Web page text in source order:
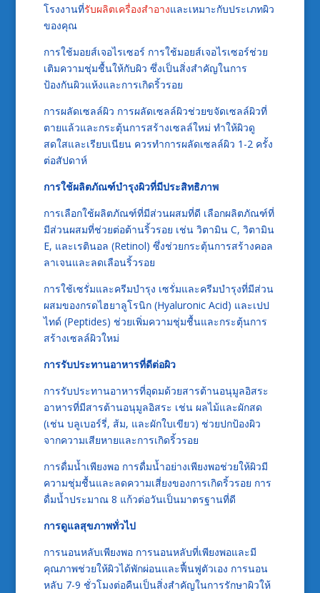
โรงงานที่รับผลิตเครื่องสำอางและเหมาะกับประเภทผิว
ของคุณ
การใช้มอยส์เจอไรเซอร์ การใช้มอยส์เจอไรเซอร์ช่วย
เติมความชุ่มชื้นให้กับผิว ซึ่งเป็นสิ่งสำคัญในการ
ป้องกันผิวแห้งและการเกิดริ้วรอย
การผลัดเซลล์ผิว การผลัดเซลล์ผิวช่วยขจัดเซลล์ผิวที่
ตายแล้วและกระตุ้นการสร้างเซลล์ใหม่ ทำให้ผิวดู
สดใสและเรียบเนียน ควรทำการผลัดเซลล์ผิว 1-2 ครั้ง
ต่อสัปดาห์
การใช้ผลิตภัณฑ์บำรุงผิวที่มีประสิทธิภาพ
การเลือกใช้ผลิตภัณฑ์ที่มีส่วนผสมที่ดี เลือกผลิตภัณฑ์ที่
มีส่วนผสมที่ช่วยต่อต้านริ้วรอย เช่น วิตามิน C, วิตามิน
E, และเรตินอล (Retinol) ซึ่งช่วยกระตุ้นการสร้างคอล
ลาเจนและลดเลือนริ้วรอย
การใช้เซรั่มและครีมบำรุง เซรั่มและครีมบำรุงที่มีส่วน
ผสมของกรดไฮยาลูโรนิก (Hyaluronic Acid) และเปป
ไทด์ (Peptides) ช่วยเพิ่มความชุ่มชื้นและกระตุ้นการ
สร้างเซลล์ผิวใหม่
การรับประทานอาหารที่ดีต่อผิว
การรับประทานอาหารที่อุดมด้วยสารต้านอนุมูลอิสระ
อาหารที่มีสารต้านอนุมูลอิสระ เช่น ผลไม้และผักสด
(เช่น บลูเบอร์รี่, ส้ม, และผักใบเขียว) ช่วยปกป้องผิว
จากความเสียหายและการเกิดริ้วรอย
การดื่มน้ำเพียงพอ การดื่มน้ำอย่างเพียงพอช่วยให้ผิวมี
ความชุ่มชื้นและลดความเสี่ยงของการเกิดริ้วรอย การ
ดื่มน้ำประมาณ 8 แก้วต่อวันเป็นมาตรฐานที่ดี
การดูแลสุขภาพทั่วไป
การนอนหลับเพียงพอ การนอนหลับที่เพียงพอและมี
คุณภาพช่วยให้ผิวได้พักผ่อนและฟื้นฟูตัวเอง การนอน
หลับ 7-9 ชั่วโมงต่อคืนเป็นสิ่งสำคัญในการรักษาผิวให้